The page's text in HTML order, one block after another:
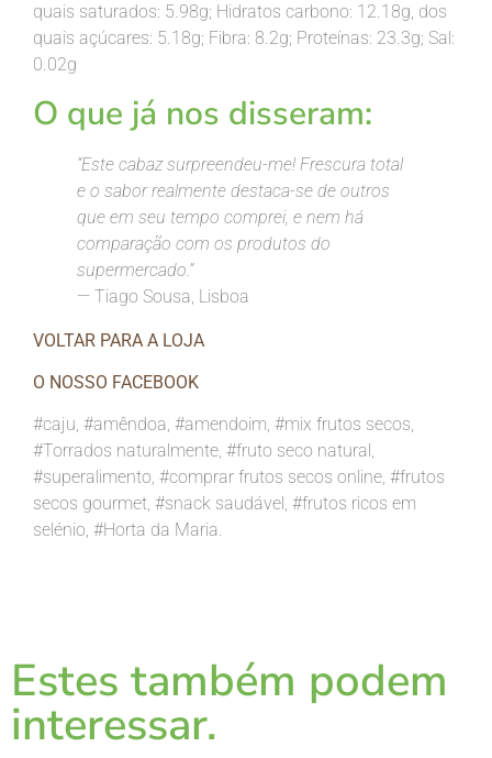
quais saturados: 5.98g; Hidratos carbono: 12.18g, dos
quais açúcares: 5.18g; Fibra: 8.2g; Proteínas: 23.3g; Sal:
0.02g
O que já nos disseram:
“Este cabaz surpreendeu-me! Frescura total
e o sabor realmente destaca-se de outros
que em seu tempo comprei, e nem há
comparação com os produtos do
supermercado.”
— Tiago Sousa, Lisboa
VOLTAR PARA A LOJA
O NOSSO FACEBOOK
#caju, #amêndoa, #amendoim, #mix frutos secos,
#Torrados naturalmente, #fruto seco natural,
#superalimento, #comprar frutos secos online, #frutos
secos gourmet, #snack saudável, #frutos ricos em
selénio, #Horta da Maria.
Estes também podem
interessar.